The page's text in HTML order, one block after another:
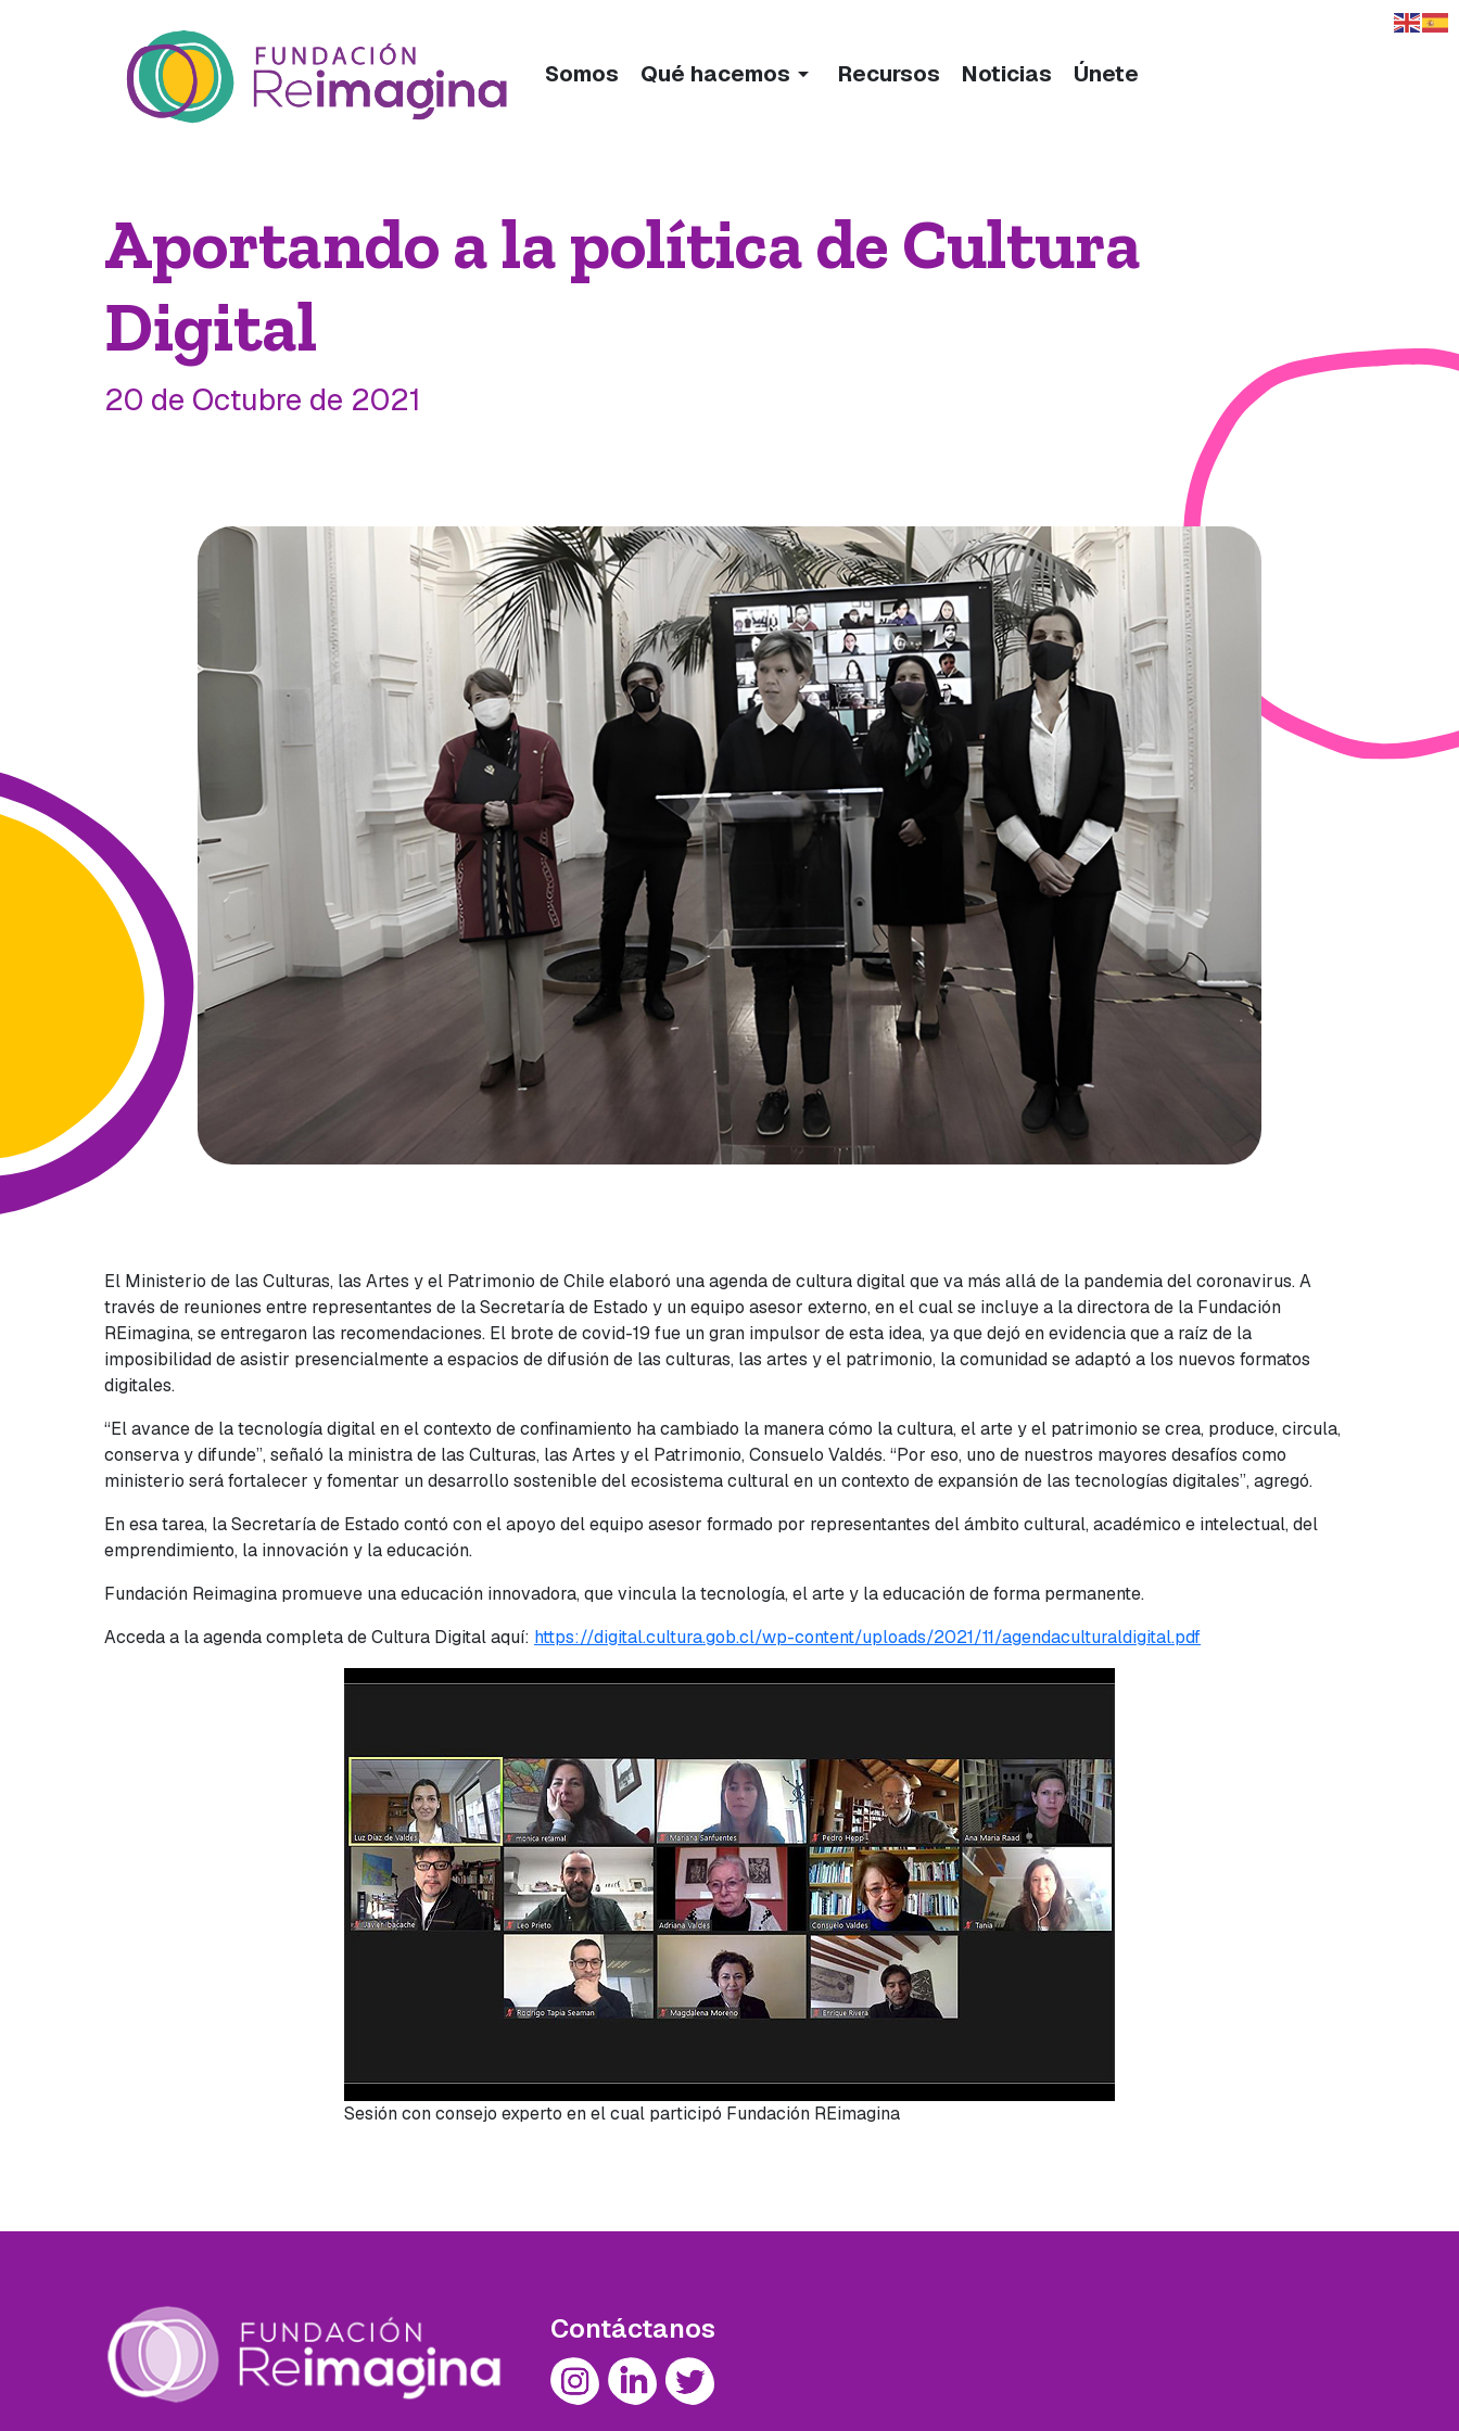
Somos Qué hacemos arrow_drop_down Recursos Noticias Únete
Aportando a la política de Cultura
Digital
20 de Octubre de 2021
El Ministerio de las Culturas, las Artes y el Patrimonio de Chile elaboró una agenda de cultura digital que va más allá de la pandemia del coronavirus. A
través de reuniones entre representantes de la Secretaría de Estado y un equipo asesor externo, en el cual se incluye a la directora de la Fundación
REimagina, se entregaron las recomendaciones. El brote de covid-19 fue un gran impulsor de esta idea, ya que dejó en evidencia que a raíz de la
imposibilidad de asistir presencialmente a espacios de difusión de las culturas, las artes y el patrimonio, la comunidad se adaptó a los nuevos formatos
digitales.
“El avance de la tecnología digital en el contexto de confinamiento ha cambiado la manera cómo la cultura, el arte y el patrimonio se crea, produce, circula,
conserva y difunde”, señaló la ministra de las Culturas, las Artes y el Patrimonio, Consuelo Valdés. “Por eso, uno de nuestros mayores desafíos como
ministerio será fortalecer y fomentar un desarrollo sostenible del ecosistema cultural en un contexto de expansión de las tecnologías digitales”, agregó.
En esa tarea, la Secretaría de Estado contó con el apoyo del equipo asesor formado por representantes del ámbito cultural, académico e intelectual, del
emprendimiento, la innovación y la educación.
Fundación Reimagina promueve una educación innovadora, que vincula la tecnología, el arte y la educación de forma permanente.
Acceda a la agenda completa de Cultura Digital aquí: https://digital.cultura.gob.cl/wp-content/uploads/2021/11/agendaculturaldigital.pdf
Sesión con consejo experto en el cual participó Fundación REimagina
Contáctanos